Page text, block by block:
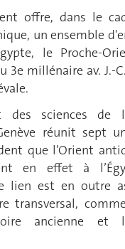
offre, dans le
un ensemble
le Proche-
3e millénaire av. J.-
des sciences de
réunit sept
que l’Orient
en effet à
lien est en outre
transversal,
ancienne et